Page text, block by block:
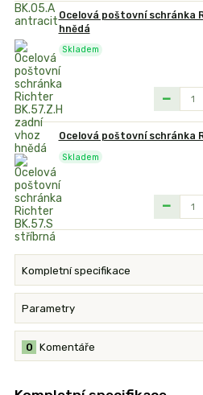
Ocelová poštovní schránka
hnědá
Skladem
Ocelová poštovní schránka
Skladem
Kompletní specifikace
Parametry
Komentáře
0